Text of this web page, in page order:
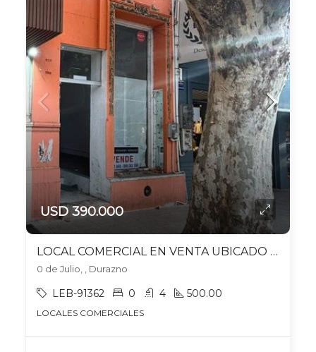
USD 390.000
LOCAL COMERCIAL EN VENTA UBICADO EN DURAZNO
0 de Julio, , Durazno
LEB-91362 0 4 500.00
LOCALES COMERCIALES